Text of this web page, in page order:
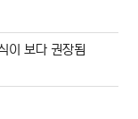
이 보다 권장됨